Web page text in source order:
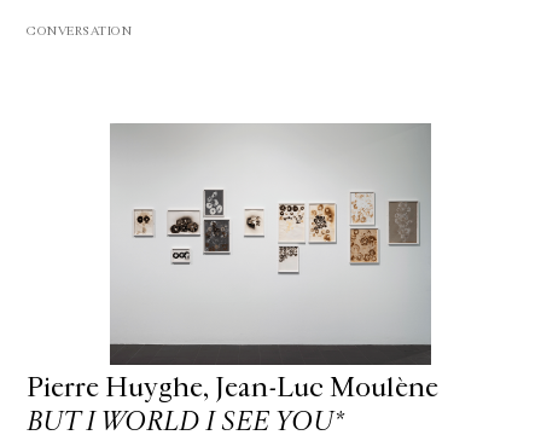
CONVERSATION
Pierre Huyghe, Jean-Luc Moulène
BUT I WORLD I SEE YOU*